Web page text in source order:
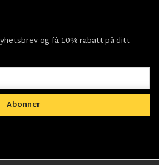
og få 10% rabatt på ditt
Abonner